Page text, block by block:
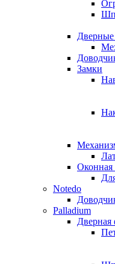
Дверные
Замки
Оконная
Notedo
Palladium
Дверная